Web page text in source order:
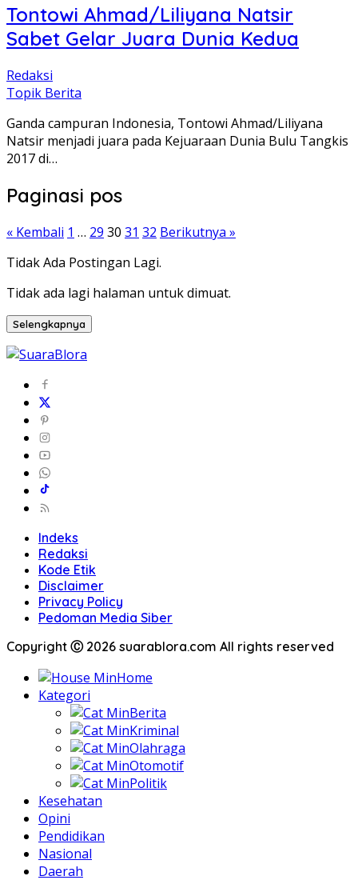
Tontowi Ahmad/Liliyana Natsir
Sabet Gelar Juara Dunia Kedua
Redaksi
Topik Berita
Ganda campuran Indonesia, Tontowi Ahmad/Liliyana
Natsir menjadi juara pada Kejuaraan Dunia Bulu Tangkis
2017 di…
Paginasi pos
« Kembali 1 … 29 30 31 32 Berikutnya »
Tidak Ada Postingan Lagi.
Tidak ada lagi halaman untuk dimuat.
Selengkapnya
Indeks
Redaksi
Kode Etik
Disclaimer
Privacy Policy
Pedoman Media Siber
Copyright Ⓒ 2026 suarablora.com All rights reserved
Home
Kategori
Berita
Kriminal
Olahraga
Otomotif
Politik
Kesehatan
Opini
Pendidikan
Nasional
Daerah